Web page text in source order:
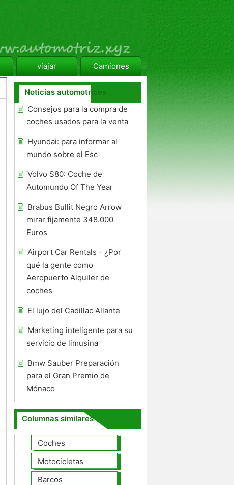
viajar Camiones
Noticias automotrices
Consejos para la compra de
coches usados ​​para la venta
Hyundai: para informar al
mundo sobre el Esc
Volvo S80: Coche de
Automundo Of The Year
Brabus Bullit Negro Arrow
mirar fijamente 348.000
Euros
Airport Car Rentals - ¿Por
qué la gente como
Aeropuerto Alquiler de
coches
El lujo del Cadillac Allante
Marketing inteligente para su
servicio de limusina
Bmw Sauber Preparación
para el Gran Premio de
Mónaco
Columnas similares
Coches
Motocicletas
Barcos